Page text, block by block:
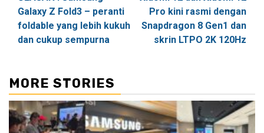
navigation
Galaxy Z Fold3 – peranti
foldable yang lebih kukuh
dan cukup sempurna
Pro kini rasmi dengan
Snapdragon 8 Gen1 dan
skrin LTPO 2K 120Hz
MORE STORIES